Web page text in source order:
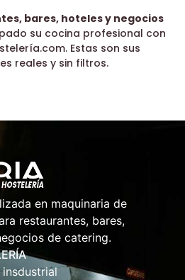
bares, hoteles y negocios
su cocina profesional con
Estas son sus
reales y sin filtros.
en maquinaria de
restaurantes, bares,
de catering.